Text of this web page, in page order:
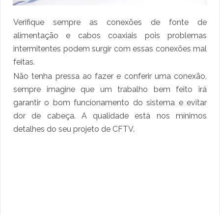
Verifique sempre as conexões de fonte de
alimentação e cabos coaxiais pois problemas
intermitentes podem surgir com essas conexões mal
feitas.
Não tenha pressa ao fazer e conferir uma conexão,
sempre imagine que um trabalho bem feito irá
garantir o bom funcionamento do sistema e evitar
dor de cabeça. A qualidade está nos mínimos
detalhes do seu projeto de CFTV.